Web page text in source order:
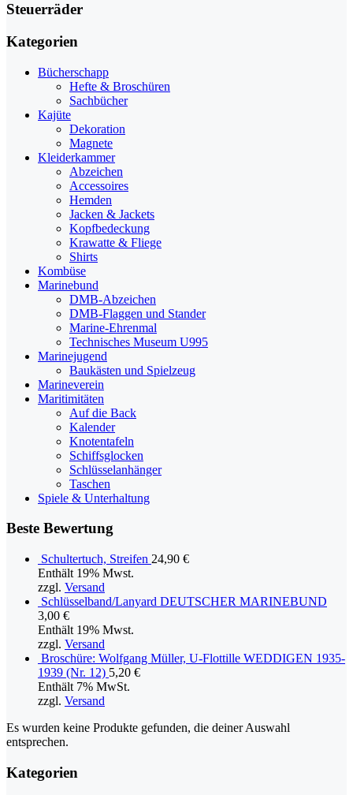
Steuerräder
Kategorien
Bücherschapp
Hefte & Broschüren
Sachbücher
Kajüte
Dekoration
Magnete
Kleiderkammer
Abzeichen
Accessoires
Hemden
Jacken & Jackets
Kopfbedeckung
Krawatte & Fliege
Shirts
Kombüse
Marinebund
DMB-Abzeichen
DMB-Flaggen und Stander
Marine-Ehrenmal
Technisches Museum U995
Marinejugend
Baukästen und Spielzeug
Marineverein
Maritimitäten
Auf die Back
Kalender
Knotentafeln
Schiffsglocken
Schlüsselanhänger
Taschen
Spiele & Unterhaltung
Beste Bewertung
Schultertuch, Streifen 24,90 €
Enthält 19% Mwst.
zzgl. Versand
Schlüsselband/Lanyard DEUTSCHER MARINEBUND
3,00 €
Enthält 19% Mwst.
zzgl. Versand
Broschüre: Wolfgang Müller, U-Flottille WEDDIGEN 1935-
1939 (Nr. 12) 5,20 €
Enthält 7% MwSt.
zzgl. Versand
Es wurden keine Produkte gefunden, die deiner Auswahl
entsprechen.
Kategorien